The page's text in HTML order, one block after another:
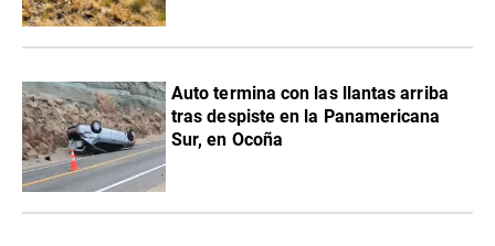
Auto termina con las llantas arriba
tras despiste en la Panamericana
Sur, en Ocoña